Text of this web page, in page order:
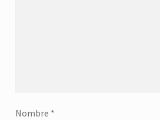
Nombre *